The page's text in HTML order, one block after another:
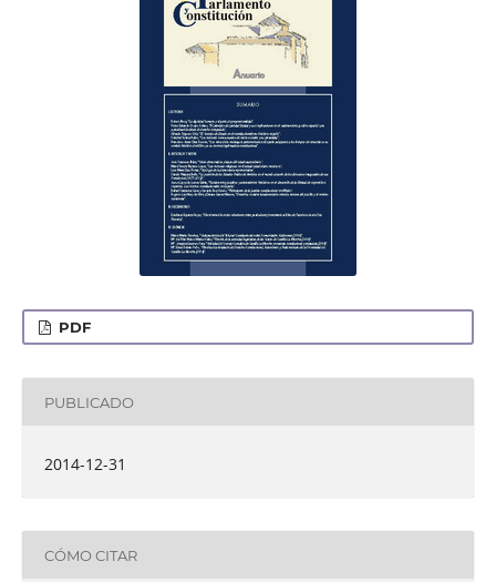
PDF
PUBLICADO
2014-12-31
CÓMO CITAR